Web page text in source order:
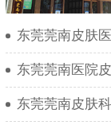
东莞莞南皮肤
东莞莞南医院
东莞莞南皮肤